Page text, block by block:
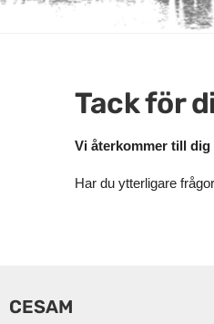
Tack för
Vi återkommer till
Har du ytterligare
CESAM